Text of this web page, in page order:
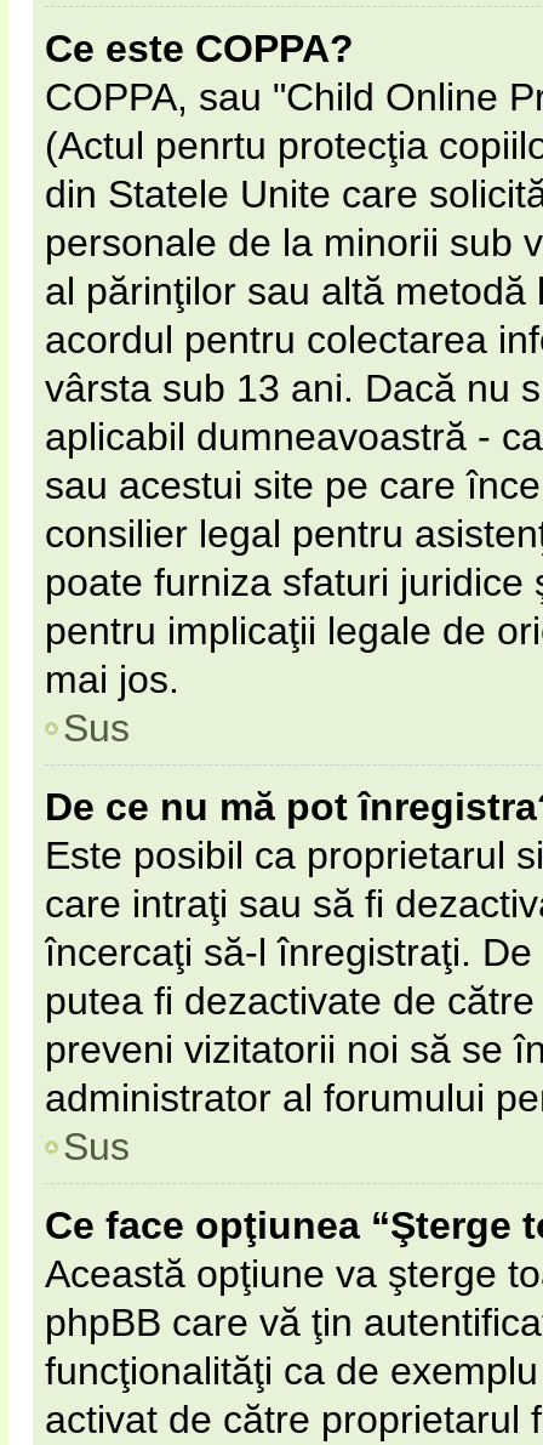
Ce este COPPA?
COPPA, sau "Child Online
(Actul penrtu protecţia
din Statele Unite care
personale de la minorii sub
al părinţilor sau altă
acordul pentru colectarea
vârsta sub 13 ani. Dacă nu
aplicabil dumneavoastră -
sau acestui site pe care
consilier legal pentru
poate furniza sfaturi
pentru implicaţii legale de
mai jos.
Sus
De ce nu mă pot
Este posibil ca proprietarul
care intraţi sau să fi
încercaţi să-l înregistraţi.
putea fi dezactivate de
preveni vizitatorii noi să se
administrator al forumului
Sus
Ce face opţiunea “Şterge
Această opţiune va şterge
phpBB care vă ţin
funcţionalităţi ca de
activat de către proprietarul